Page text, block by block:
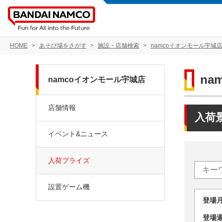
HOME あそび場をさがす 施設・店舗検索 namcoイオンモール宇城店
入荷
登
登
namcoイオンモール宇城店
店舗情報
イベント&ニュース
入荷プライズ
設置ゲーム機